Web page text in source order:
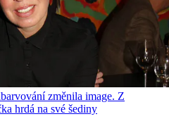
změnila image. Z
hrdá na své šediny